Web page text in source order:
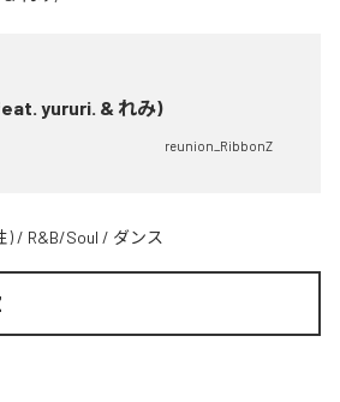
yururi. & れみ)
reunion_RibbonZ
) / R&B/Soul / ダンス